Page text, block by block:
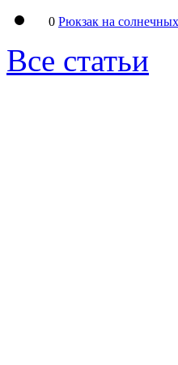
0 Рюкзак на
Все статьи